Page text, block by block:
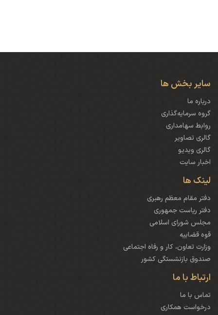
سایر بخش ها
درباره ما
گروه سرمایه‌گذاری
روابط سهامداری
گالری تصاویر
گالری ویدیو
اخبار سایت
لینک ها
دفتر مقام معظم رهبری
دفتر ریاست جمهوری
مجلس شورای اسلامی
قوه قضاییه
وزارت تعاون، کار و رفاه اجتماعی
صندوق بازنشستگی کشور
ارتباط با ما
تماس با ما
درخواست همکاری